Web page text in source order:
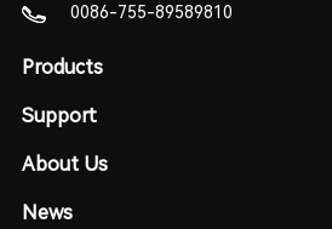
0086-755-89589810
Products
Support
About Us
News